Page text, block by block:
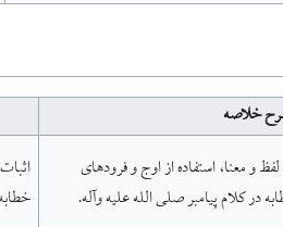
خلاصه
و معنا، استفاده از اوج و فرودهای
در کلام پیامبر صلی الله علیه وآله.